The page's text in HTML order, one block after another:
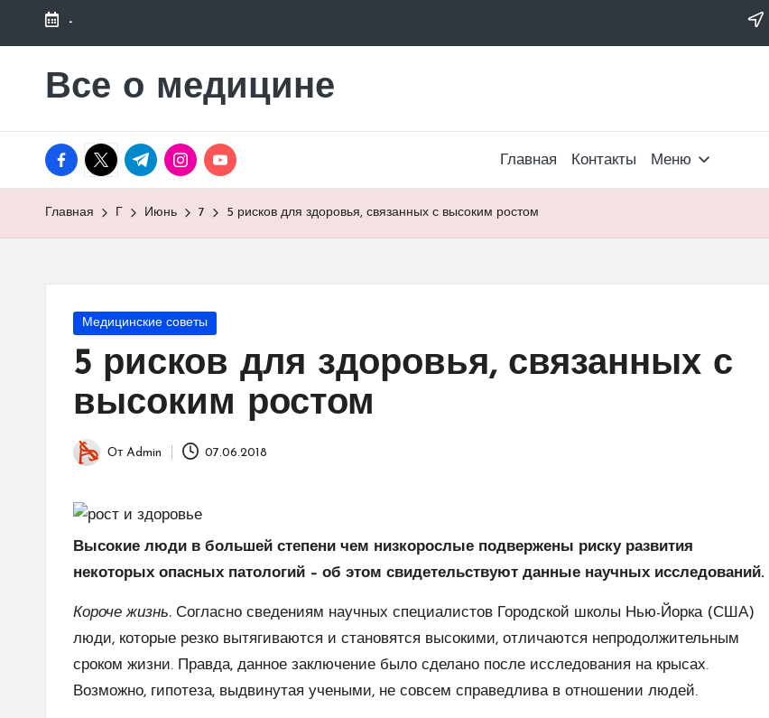
Перейти
содержимому
-
Все о медицине
Лечитесь
facebook.com
twitter.com
t.me instagram.com
youtube.com Главная Контакты Меню
Главная Г Июнь 7 5 рисков для здоровья, связанных с высоким ростом
Опубликовано
Медицинские советы
5 рисков для здоровья, связанных с
высоким ростом
Запись
От Admin 07.06.2018
Высокие люди в большей степени чем низкорослые подвержены риску развития
некоторых опасных патологий – об этом свидетельствуют данные научных исследований.
Короче жизнь. Согласно сведениям научных специалистов Городской школы Нью-Йорка (США)
люди, которые резко вытягиваются и становятся высокими, отличаются непродолжительным
сроком жизни. Правда, данное заключение было сделано после исследования на крысах.
Возможно, гипотеза, выдвинутая учеными, не совсем справедлива в отношении людей.